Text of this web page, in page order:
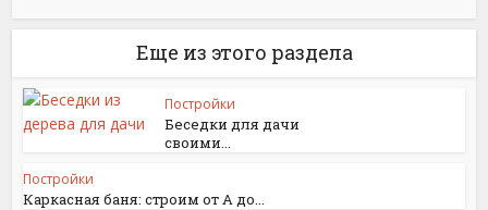
Еще из этого раздела
Постройки
Беседки для дачи
своими...
Постройки
Каркасная баня: строим от А до...